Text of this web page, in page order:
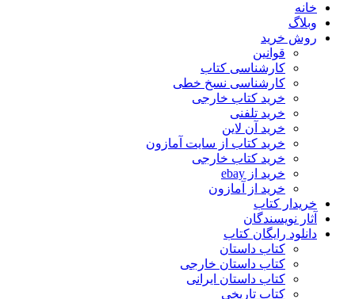
خانه
وبلاگ
روش خرید
قوانین
کارشناسی کتاب
کارشناسی نسخ خطی
خرید کتاب خارجی
خرید تلفنی
خرید آن لاین
خرید کتاب از سایت آمازون
خرید کتاب خارجی
خرید از ebay
خرید از آمازون
خریدار کتاب
آثار نویسندگان
دانلود رایگان کتاب
کتاب داستان
کتاب داستان خارجی
کتاب داستان ایرانی
کتاب تاریخی